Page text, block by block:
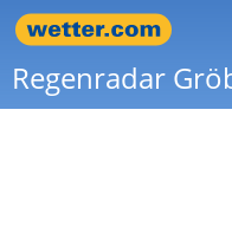
Regenradar